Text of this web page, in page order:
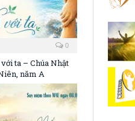
0
ta – Chúa Nhật
năm A